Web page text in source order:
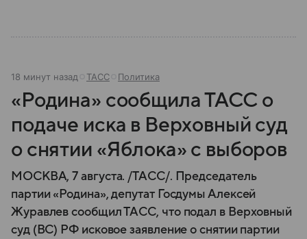
18 минут назад ТАСС Политика
«Родина» сообщила ТАСС о
подаче иска в Верховный суд
о снятии «Яблока» с выборов
МОСКВА, 7 августа. /ТАСС/. Председатель
партии «Родина», депутат Госдумы Алексей
Журавлев сообщил ТАСС, что подал в Верховный
суд (ВС) РФ исковое заявление о снятии партии